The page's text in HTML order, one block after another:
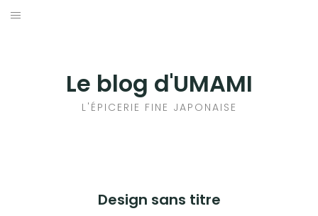
Aller
Le blog d'UMAMI
L'ÉPICERIE FINE JAPONAISE
Design sans titre